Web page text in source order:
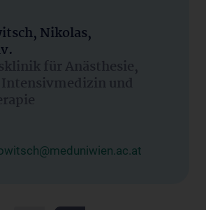
Nikolas,
für Anästhesie,
und